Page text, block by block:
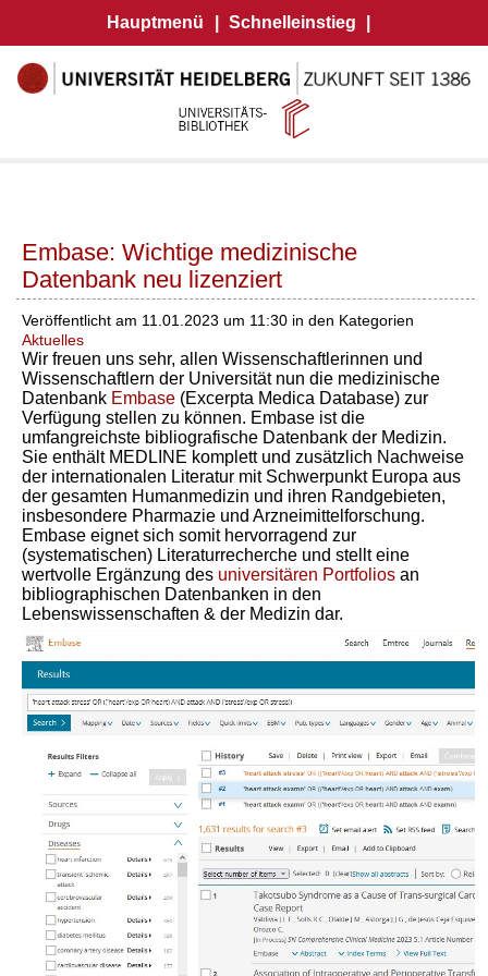
Hauptmenü Schnelleinstieg
Embase: Wichtige medizinische
Datenbank neu lizenziert
Veröffentlicht am 11.01.2023 um 11:30 in den Kategorien
Aktuelles
Wir freuen uns sehr, allen Wissenschaftlerinnen und
Wissenschaftlern der Universität nun die medizinische
Datenbank Embase (Excerpta Medica Database) zur
Verfügung stellen zu können. Embase ist die
umfangreichste bibliografische Datenbank der Medizin.
Sie enthält MEDLINE komplett und zusätzlich Nachweise
der internationalen Literatur mit Schwerpunkt Europa aus
der gesamten Humanmedizin und ihren Randgebieten,
insbesondere Pharmazie und Arzneimittelforschung.
Embase eignet sich somit hervorragend zur
(systematischen) Literaturrecherche und stellt eine
wertvolle Ergänzung des universitären Portfolios an
bibliographischen Datenbanken in den
Lebenswissenschaften & der Medizin dar.